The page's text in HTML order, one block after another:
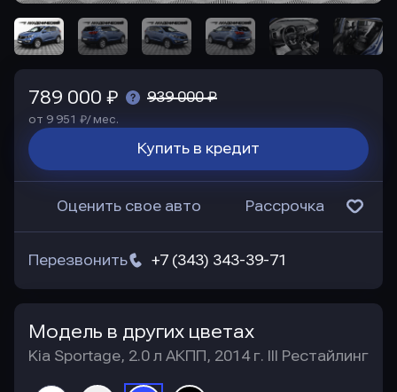
789 000 ₽ 939 000 ₽
от 9 951 ₽/ мес.
Купить в кредит
Оценить свое авто Рассрочка
+7 (343) 343-39-71
Перезвонить
Модель в других цветах
Kia Sportage, 2.0 л АКПП, 2014 г. III Рестайлинг